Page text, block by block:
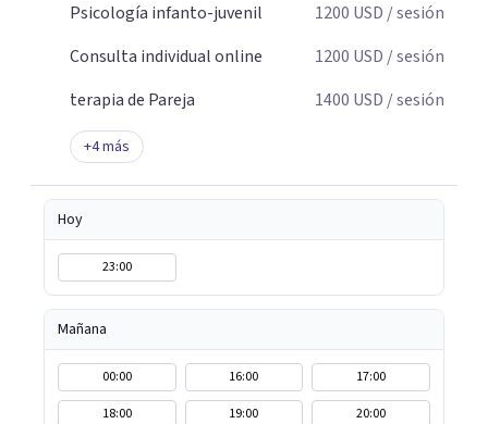
Psicología infanto-juvenil
1200 USD / sesión
Consulta individual online
1200 USD / sesión
terapia de Pareja
1400 USD / sesión
+4más
Hoy
23:00
Mañana
00:00 16:00
17:00
18:00
19:00 20:00